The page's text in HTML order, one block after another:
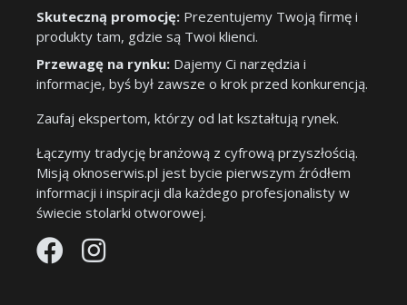
Skuteczną promocję: Prezentujemy Twoją firmę i
produkty tam, gdzie są Twoi klienci.
Przewagę na rynku: Dajemy Ci narzędzia i
informacje, byś był zawsze o krok przed konkurencją.
Zaufaj ekspertom, którzy od lat kształtują rynek.
Łączymy tradycję branżową z cyfrową przyszłością.
Misją oknoserwis.pl jest bycie pierwszym źródłem
informacji i inspiracji dla każdego profesjonalisty w
świecie stolarki otworowej.